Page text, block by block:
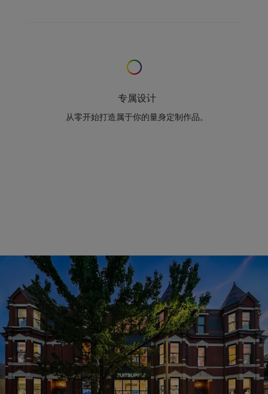
专属设计
从零开始打造属于你的量身定制作品。